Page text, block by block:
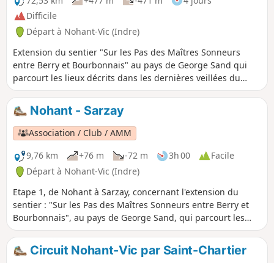
Difficile
Départ à Nohant-Vic (Indre)
Extension du sentier "Sur les Pas des Maîtres Sonneurs
entre Berry et Bourbonnais" au pays de George Sand qui
parcourt les lieux décrits dans les dernières veillées du
roman Les Maitres Sonneurs ainsi que dans les deux
romans La Mare au Diable et Le Moulin d'Angibault.
Nohant - Sarzay
Association / Club / AMM
9,76 km
+76 m -72 m 3h 00
Facile
Départ à Nohant-Vic (Indre)
Etape 1, de Nohant à Sarzay, concernant l'extension du
sentier : "Sur les Pas des Maîtres Sonneurs entre Berry et
Bourbonnais", au pays de George Sand, qui parcourt les
lieux décrits dans les dernières veillées du roman Les
Maitres Sonneurs, mais également les deux romans "La
Mare au Diable" et "le Moulin d'Angibault".
Circuit Nohant-Vic par Saint-Chartier